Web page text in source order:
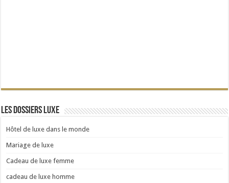
Les dossiers Luxe
Hôtel de luxe dans le monde
Mariage de luxe
Cadeau de luxe femme
cadeau de luxe homme